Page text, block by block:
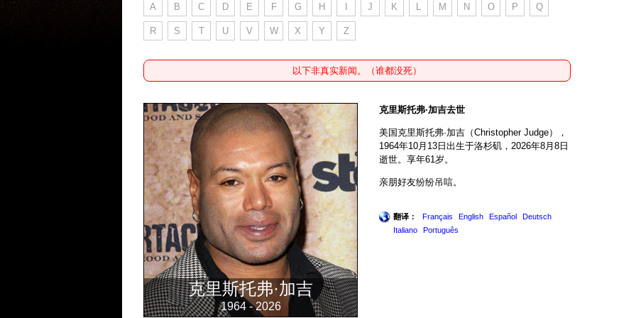
A B C D E F G H J K L M N O P Q
R S T U V W X Y Z
以下非真实新闻。（谁都没死）
克里斯托弗·加吉
1964 - 2026
克里斯托弗·加吉去世
美国克里斯托弗·加吉（Christopher Judge），
1964年10月13日出生于洛杉矶，2026年8月8日
逝世。享年61岁。
亲朋好友纷纷吊唁。
翻译： Français English Español
Deutsch
Italiano
Português